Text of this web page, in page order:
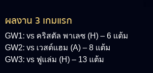
ผลงาน 3 เกมแรก
GW1: vs คริสตัล พาเลซ (H) – 6 แต้ม
GW2: vs เวสต์แฮม (A) – 8 แต้ม
GW3: vs ฟูแล่ม (H) – 13 แต้ม